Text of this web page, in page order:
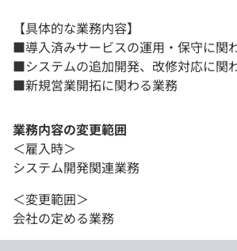
【具体的な業務内容】
■導入済みサービスの運用・保守に関
■システムの追加開発、改修対応に関
■新規営業開拓に関わる業務
業務内容の変更範囲
＜雇入時＞
システム開発関連業務
＜変更範囲＞
会社の定める業務